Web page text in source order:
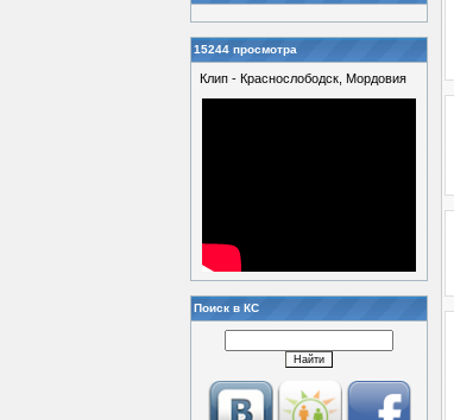
15244 просмотра
Клип - Краснослободск, Мордовия
Поиск в КС